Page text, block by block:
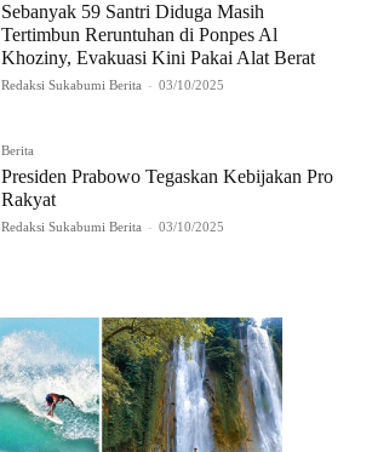
Sebanyak 59 Santri Diduga Masih
Tertimbun Reruntuhan di Ponpes Al
Khoziny, Evakuasi Kini Pakai Alat Berat
Redaksi Sukabumi Berita - 03/10/2025
Berita
Presiden Prabowo Tegaskan Kebijakan Pro
Rakyat
Redaksi Sukabumi Berita - 03/10/2025